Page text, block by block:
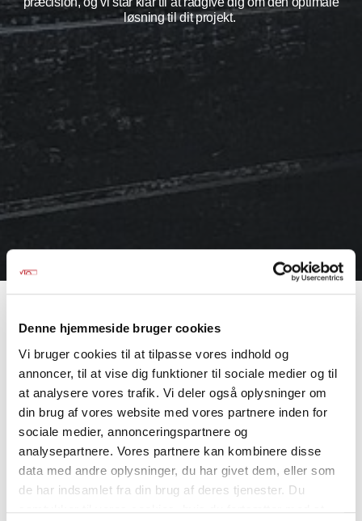
Denne hjemmeside bruger cookies
Vi bruger cookies til at tilpasse vores indhold og
annoncer, til at vise dig funktioner til sociale medier og til
at analysere vores trafik. Vi deler også oplysninger om
din brug af vores website med vores partnere inden for
sociale medier, annonceringspartnere og
analysepartnere. Vores partnere kan kombinere disse
data med andre oplysninger, du har givet dem, eller som
de har indsamlet fra din brug af deres tjenester. Du
løsning til dit projekt.